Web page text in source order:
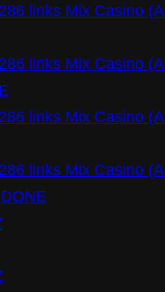
links Mix Casino
links Mix Casino
links Mix Casino
links Mix Casino